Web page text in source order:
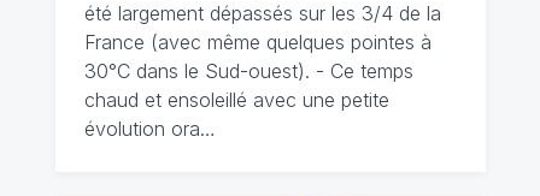
été largement dépassés sur les 3/4 de la
France (avec même quelques pointes à
30°C dans le Sud-ouest). - Ce temps
chaud et ensoleillé avec une petite
évolution ora…